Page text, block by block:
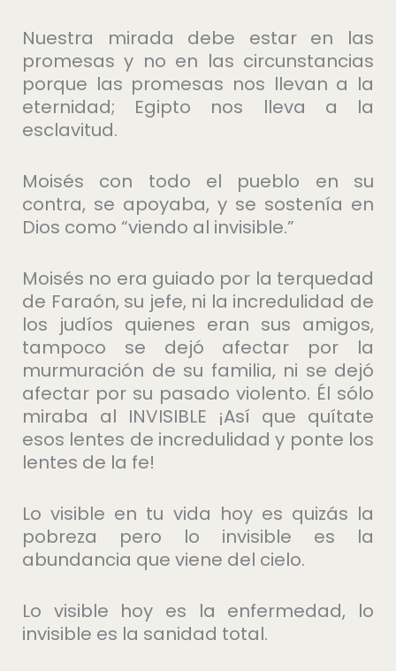
Nuestra mirada debe estar en las
promesas y no en las circunstancias
porque las promesas nos llevan a la
eternidad; Egipto nos lleva a la
esclavitud.
Moisés con todo el pueblo en su
contra, se apoyaba, y se sostenía en
Dios como “viendo al invisible.”
Moisés no era guiado por la terquedad
de Faraón, su jefe, ni la incredulidad de
los judíos quienes eran sus amigos,
tampoco se dejó afectar por la
murmuración de su familia, ni se dejó
afectar por su pasado violento. Él sólo
miraba al INVISIBLE ¡Así que quítate
esos lentes de incredulidad y ponte los
lentes de la fe!
Lo visible en tu vida hoy es quizás la
pobreza pero lo invisible es la
abundancia que viene del cielo.
Lo visible hoy es la enfermedad, lo
invisible es la sanidad total.